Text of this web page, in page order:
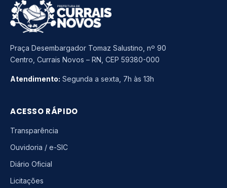
Praça Desembargador Tomaz Salustino, nº 90
Centro, Currais Novos – RN, CEP 59380-000
Atendimento: Segunda a sexta, 7h às 13h
ACESSO RÁPIDO
Transparência
Ouvidoria / e-SIC
Diário Oficial
Licitações